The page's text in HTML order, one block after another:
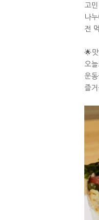
고
나
전
🌟
오
운
즐